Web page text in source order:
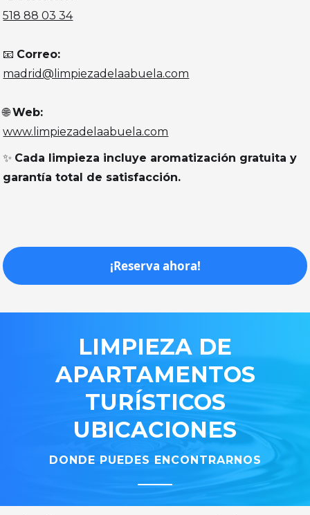
518 88 03 34
📧 Correo:
madrid@limpiezadelaabuela.com
🌐Web:
www.limpiezadelaabuela.com
✨ Cada limpieza incluye aromatización gratuita y
garantía total de satisfacción.
¡Reserva ahora!
LIMPIEZA DE
APARTAMENTOS
TURÍSTICOS
UBICACIONES
DONDE PUEDES ENCONTRARNOS